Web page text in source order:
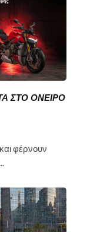
ΣΤΟ ΌΝΕΙΡΟ
φέρνουν